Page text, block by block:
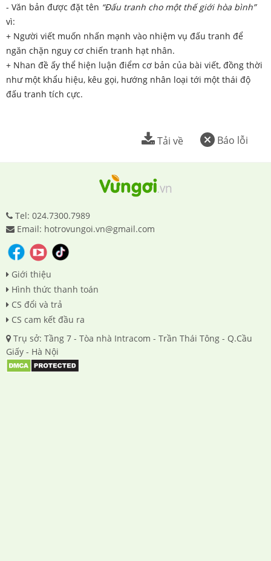
- Văn bản được đặt tên “Đấu tranh cho một thế giới hòa bình”
vì:
+ Người viết muốn nhấn mạnh vào nhiệm vụ đấu tranh để
ngăn chặn nguy cơ chiến tranh hạt nhân.
+ Nhan đề ấy thể hiện luận điểm cơ bản của bài viết, đồng thời
như một khẩu hiệu, kêu gọi, hướng nhân loại tới một thái độ
đấu tranh tích cực.
Báo lỗi
Tải về
Tel: 024.7300.7989
Email: hotrovungoi.vn@gmail.com
Giới thiệu
Hình thức thanh toán
CS đổi và trả
CS cam kết đầu ra
Trụ sở: Tầng 7 - Tòa nhà Intracom - Trần Thái Tông - Q.Cầu
Giấy - Hà Nội